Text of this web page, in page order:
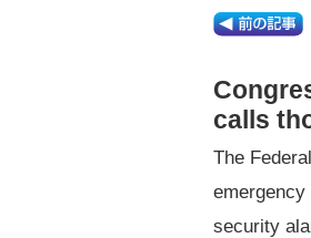
calls
The
security